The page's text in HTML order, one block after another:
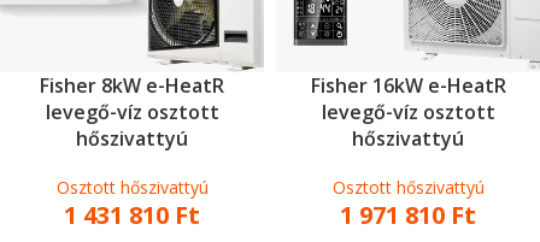
Fisher 8kW e-HeatR
levegő-víz osztott
hőszivattyú
Osztott hőszivattyú
1 431 810 Ft
Fisher 16kW e-HeatR
levegő-víz osztott
hőszivattyú
Osztott hőszivattyú
1 971 810 Ft